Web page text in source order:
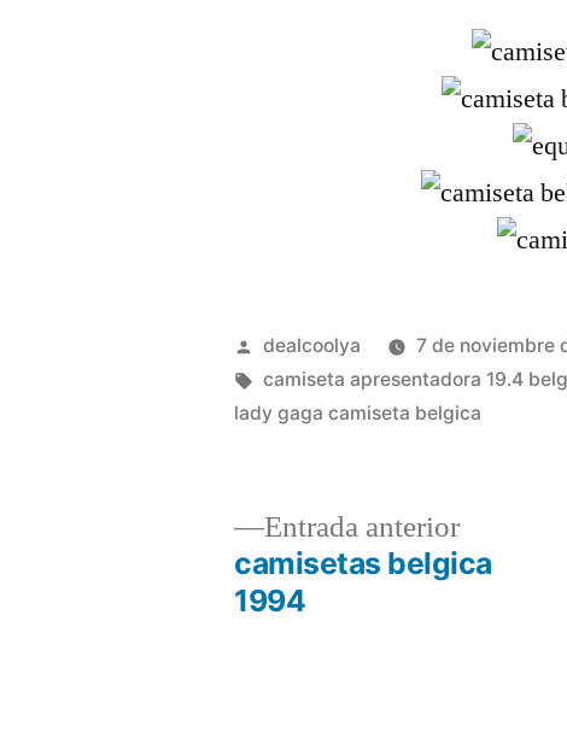
Publicado
por
dealcoolya 7 de noviembre
Etiquetas:
camiseta apresentadora 19.4
lady gaga camiseta belgica
Navegación
Entrada anteriorEntrada
anterior:
camisetas belgica
1994